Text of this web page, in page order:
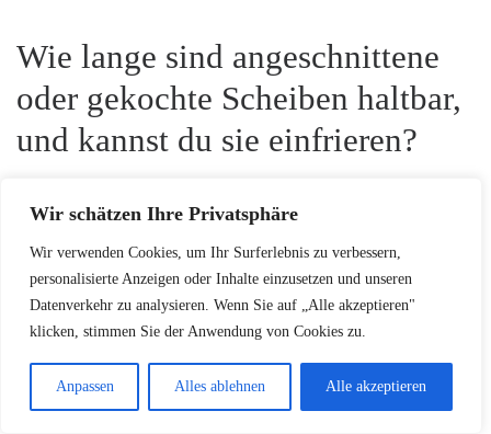
Wir schätzen Ihre Privatsphäre
Wir verwenden Cookies, um Ihr Surferlebnis zu verbessern,
personalisierte Anzeigen oder Inhalte einzusetzen und unseren
Datenverkehr zu analysieren. Wenn Sie auf „Alle akzeptieren"
klicken, stimmen Sie der Anwendung von Cookies zu.
Anpassen Alles ablehnen Alle akzeptieren
Wie lange sind angeschnittene
oder gekochte Scheiben haltbar,
und kannst du sie einfrieren?
3–4 Tage in luftdichter Verpackung. Zum Einfrieren
eignen sich angebratene oder vollständig durchgegarte
Scheiben: Gefriergeeignet bis zu 3 Monate. Auftauen
im Kühlschrank und vor dem Servieren gut erhitzen.
Welche einfachen